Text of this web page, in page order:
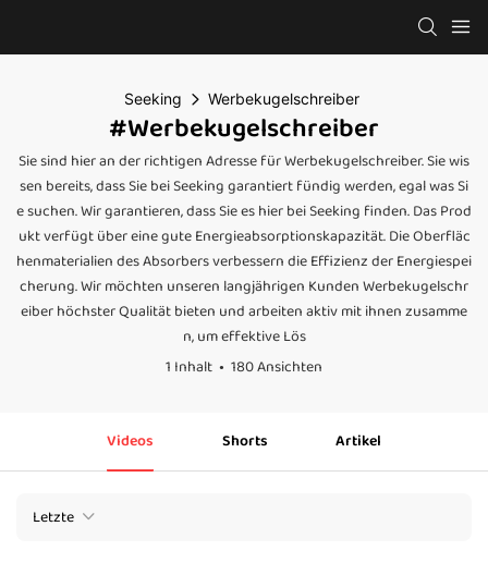
Seeking Werbekugelschreiber
#Werbekugelschreiber
Sie sind hier an der richtigen Adresse für Werbekugelschreiber. Sie wis
sen bereits, dass Sie bei Seeking garantiert fündig werden, egal was Si
e suchen. Wir garantieren, dass Sie es hier bei Seeking finden. Das Prod
ukt verfügt über eine gute Energieabsorptionskapazität. Die Oberfläc
henmaterialien des Absorbers verbessern die Effizienz der Energiespei
cherung. Wir möchten unseren langjährigen Kunden Werbekugelschr
eiber höchster Qualität bieten und arbeiten aktiv mit ihnen zusamme
n, um effektive Lös
1 Inhalt
180 Ansichten
Videos Shorts Artikel
Letzte